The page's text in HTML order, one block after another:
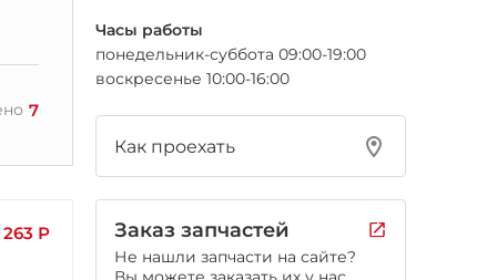
7
263 Р
Часы работы
понедельник-суббота 09:00-19:00
воскресенье 10:00-16:00
Как проехать
Заказ запчастей
Не нашли запчасти на сайте?